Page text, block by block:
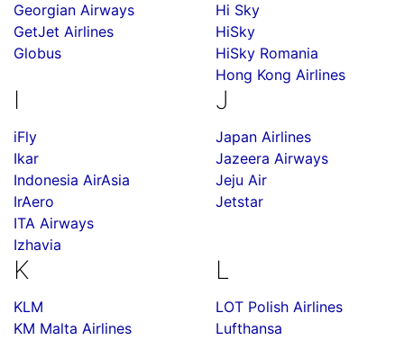
Georgian Airways
GetJet Airlines
Globus
Hi Sky
HiSky
HiSky Romania
Hong Kong Airlines
I
iFly
Ikar
Indonesia AirAsia
IrAero
ITA Airways
Izhavia
J
Japan Airlines
Jazeera Airways
Jeju Air
Jetstar
K
KLM
KM Malta Airlines
L
LOT Polish Airlines
Lufthansa